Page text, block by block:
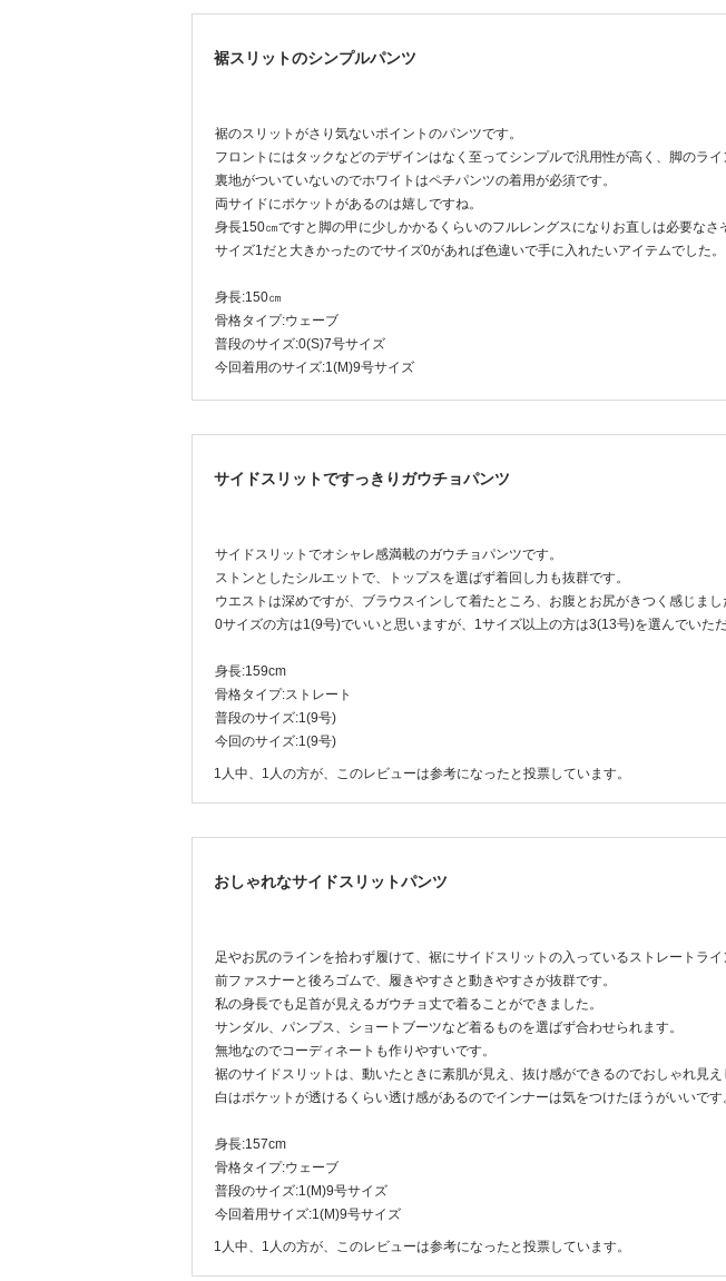
裾スリットのシンプルパンツ
裾のスリットがさり気ないポイントのパンツです。
フロントにはタックなどのデザインはなく至ってシンプルで汎用性が高く、脚のラ
裏地がついていないのでホワイトはペチパンツの着用が必須です。
両サイドにポケットがあるのは嬉しですね。
身長150㎝ですと脚の甲に少しかかるくらいのフルレングスになりお直しは必要なさ
サイズ1だと大きかったのでサイズ0があれば色違いで手に入れたいアイテムでした。
身長:150㎝
骨格タイプ:ウェーブ
普段のサイズ:0(S)7号サイズ
今回着用のサイズ:1(M)9号サイズ
サイドスリットですっきりガウチョパンツ
サイドスリットでオシャレ感満載のガウチョパンツです。
ストンとしたシルエットで、トップスを選ばず着回し力も抜群です。
ウエストは深めですが、ブラウスインして着たところ、お腹とお尻がきつく感じまし
0サイズの方は1(9号)でいいと思いますが、1サイズ以上の方は3(13号)を選んでいた
身長:159cm
骨格タイプ:ストレート
普段のサイズ:1(9号)
今回のサイズ:1(9号)
1人中、1人の方が、このレビューは参考になったと投票しています。
おしゃれなサイドスリットパンツ
足やお尻のラインを拾わず履けて、裾にサイドスリットの入っているストレートライ
前ファスナーと後ろゴムで、履きやすさと動きやすさが抜群です。
私の身長でも足首が見えるガウチョ丈で着ることができました。
サンダル、パンプス、ショートブーツなど着るものを選ばず合わせられます。
無地なのでコーディネートも作りやすいです。
裾のサイドスリットは、動いたときに素肌が見え、抜け感ができるのでおしゃれ見え
白はポケットが透けるくらい透け感があるのでインナーは気をつけたほうがいいです
身長:157cm
骨格タイプ:ウェーブ
普段のサイズ:1(M)9号サイズ
今回着用サイズ:1(M)9号サイズ
1人中、1人の方が、このレビューは参考になったと投票しています。